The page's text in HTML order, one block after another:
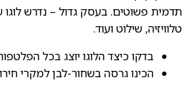
תדמית פשוטים. בעסק גדול – נדרש
טלוויזיה, שילוט ועוד.
בדקו כיצד הלוגו יוצג בכל
הכינו גרסה בשחור-לבן למקרי